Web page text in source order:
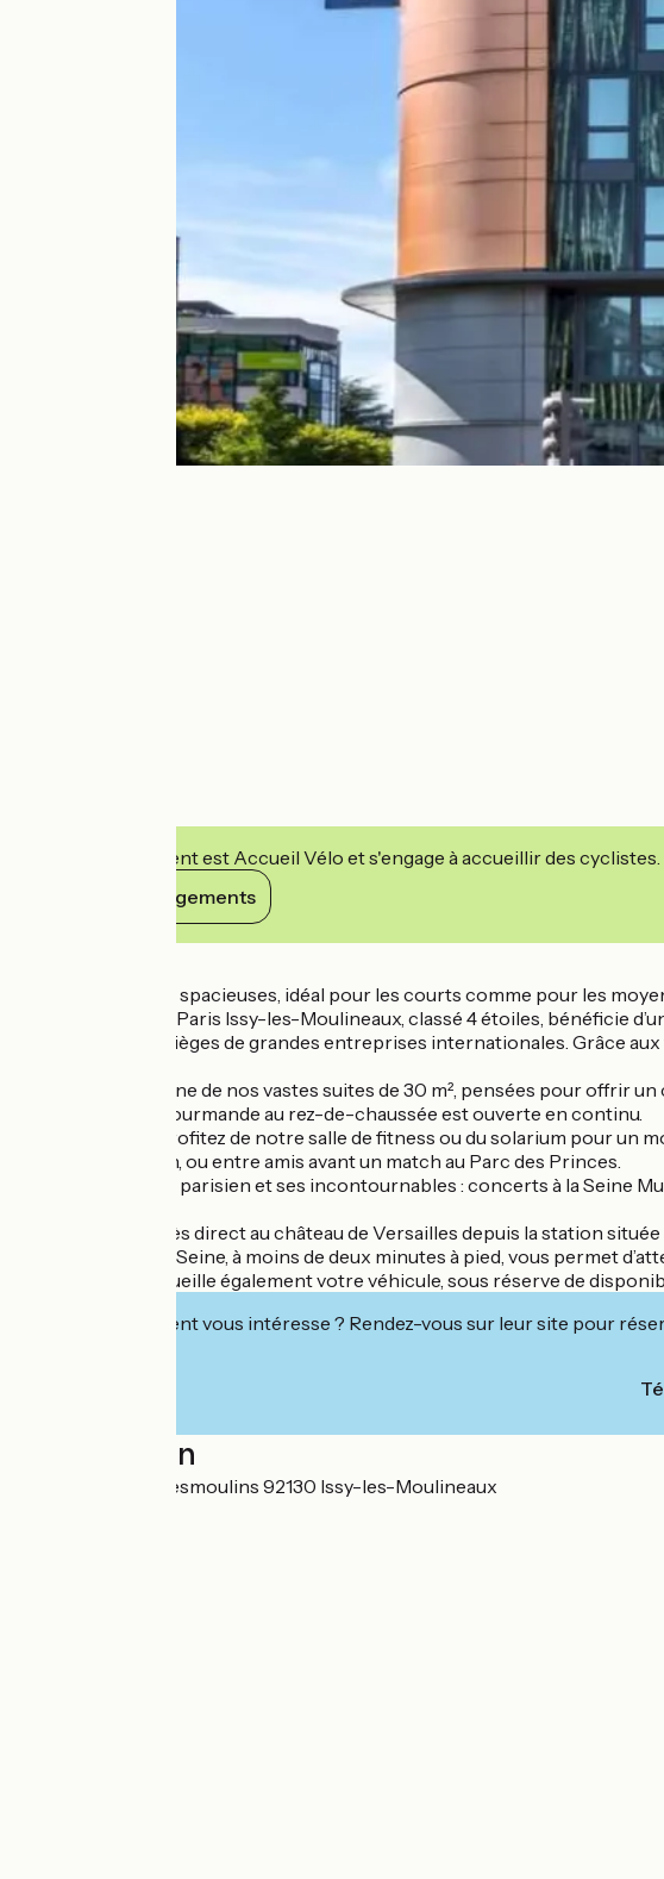
Cet établissement est Accueil Vélo et s'engage à accueillir des cyclistes.
Voir ses engagements
Un hôtel de suites spacieuses, idéal pour les courts comme pour les
Le Novotel Suites Paris Issy-les-Moulineaux, classé 4 étoiles, bénéficie
Versailles et des sièges de grandes entreprises internationales. Grâce
Séjournez dans l’une de nos vastes suites de 30 m², pensées pour
notre Boutique Gourmande au rez-de-chaussée est ouverte en continu.
Côté bien-être, profitez de notre salle de fitness ou du solarium pour un
après une réunion, ou entre amis avant un match au Parc des Princes.
Découvrez l’ouest parisien et ses incontournables : concerts à la Seine
Sans oublier l’accès direct au château de Versailles depuis la station
L’arrêt Issy–Val de Seine, à moins de deux minutes à pied, vous permet
parking privé accueille également votre véhicule, sous réserve de
Cet établissement vous intéresse ? Rendez-vous sur leur site pour
Localisation
86 Rue Camille Desmoulins 92130 Issy-les-Moulineaux